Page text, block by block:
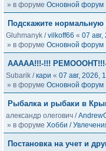
» в форуме Основной форум
Подскажите нормальную
Gluhmanyk /vilkoff66 « 07
» в форуме Основной форум
ААААА!!!-!!!
Subarik /кари « 07 авг, 2026,
» в форуме Основной форум
Рыбалка и рыбаки в
александр олегович /
» в форуме Хобби /
Постановка на учет и